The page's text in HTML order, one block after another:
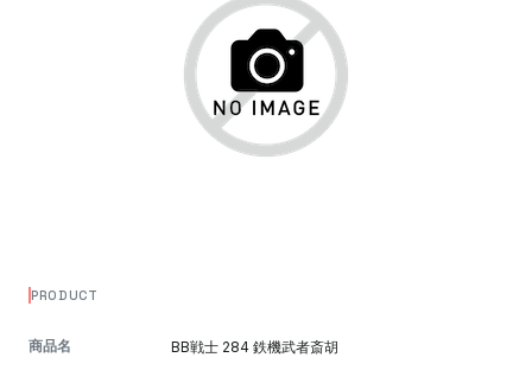
PRODUCT
商品名 BB戦士 284 鉄機武者斎胡